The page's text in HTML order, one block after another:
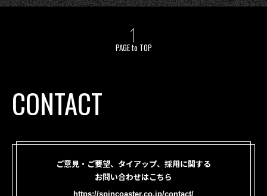
PAGE to TOP
CONTACT
ご意見・ご要望、タイアップ、採用に関する
お問い合わせはこちら
https://spincoaster.co.jp/contact/